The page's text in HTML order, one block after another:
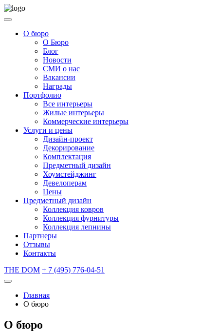
О бюро
О Бюро
Блог
Новости
СМИ о нас
Вакансии
Награды
Портфолио
Все интерьеры
Жилые интерьеры
Коммерческие интерьеры
Услуги и цены
Дизайн-проект
Декорирование
Комплектация
Предметный дизайн
Хоумстейджинг
Девелоперам
Цены
Предметный дизайн
Коллекция ковров
Коллекция фурнитуры
Коллекция лепнины
Партнеры
Отзывы
Контакты
THE DOM + 7 (495) 776-04-51
Главная
О бюро
О бюро